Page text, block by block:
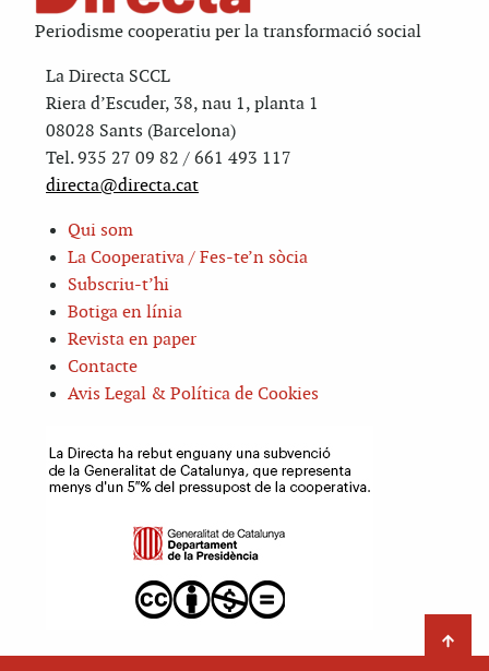
Periodisme cooperatiu per la transformació social
La Directa SCCL
Riera d’Escuder, 38, nau 1, planta 1
08028 Sants (Barcelona)
Tel. 935 27 09 82 / 661 493 117
directa@directa.cat
Qui som
La Cooperativa / Fes-te’n sòcia
Subscriu-t’hi
Botiga en línia
Revista en paper
Contacte
Avis Legal & Política de Cookies